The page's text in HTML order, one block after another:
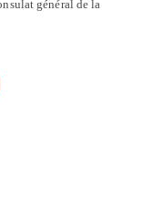
général de la